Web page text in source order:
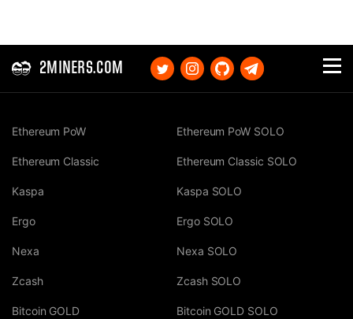
2MINERS.COM
Ethereum PoW
Ethereum Classic
Kaspa
Ergo
Nexa
Zcash
Bitcoin GOLD
Ethereum PoW SOLO
Ethereum Classic SOLO
Kaspa SOLO
Ergo SOLO
Nexa SOLO
Zcash SOLO
Bitcoin GOLD SOLO